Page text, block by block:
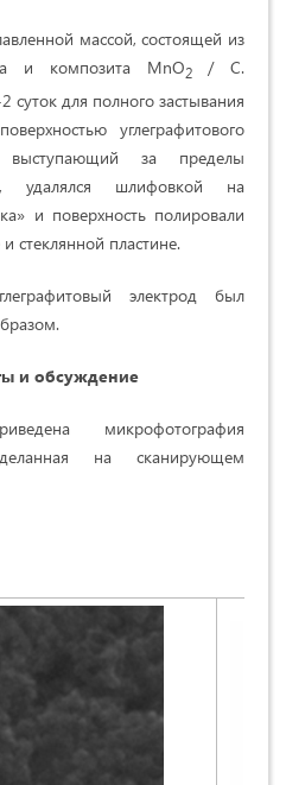
массой, состоящей из
и композита MnO2/ C.
суток для полного застывания
углеграфитового
за пределы
удалялся шлифовкой на
и поверхность полировали
стеклянной пластине.
электрод был
и обсуждение
микрофотография
на сканирующем